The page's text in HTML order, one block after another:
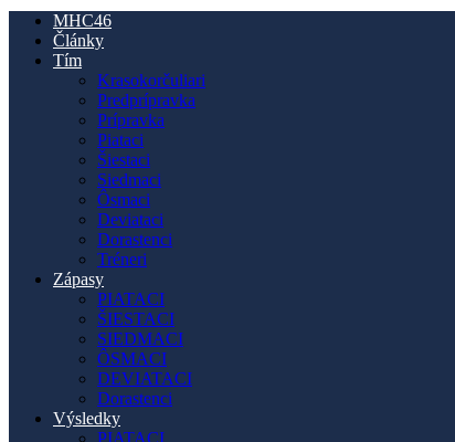
MHC46
Články
Tím
Krasokorčuliari
Predprípravka
Prípravka
Piataci
Šiestaci
Siedmaci
Ôsmaci
Deviataci
Dorastenci
Tréneri
Zápasy
PIATACI
ŠIESTACI
SIEDMACI
ÔSMACI
DEVIATACI
Dorastenci
Výsledky
PIATACI